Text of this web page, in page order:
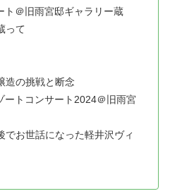
ト＠旧雨宮邸ギャラリー蔵
って
造の挑戦と断念
ートコンサート2024＠旧雨宮
でお世話になった軽井沢ヴィ